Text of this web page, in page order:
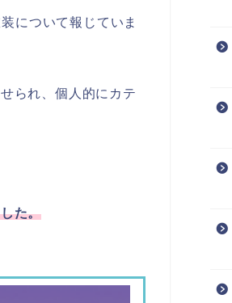
について報じていま
られ、個人的にカテ
た。